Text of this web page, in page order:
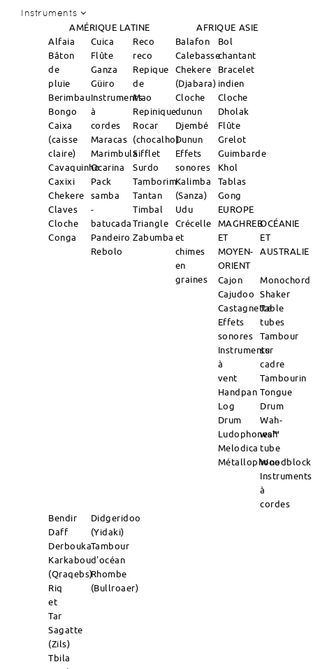
Instruments
AMÉRIQUE LATINE AFRIQUE ASIE
Alfaia
Bâton
de
pluie
Berimbau
Bongo
Caixa
(caisse
claire)
Cavaquinho
Caxixi
Chekere
Claves
Cloche
Conga
Cuica
Flûte
Ganza
Güiro
Instruments
à
cordes
Maracas
Marimbula
Ocarina
Pack
samba
-
batucada
Pandeiro
Rebolo
Reco
reco
Repique
de
Mao
Repinique
Rocar
(chocalho)
Sifflet
Surdo
Tamborim
Tantan
Timbal
Triangle
Zabumba
Balafon
Calebasse
Chekere
(Djabara)
Cloche
dunun
Djembé
Dunun
Effets
sonores
Kalimba
(Sanza)
Udu
Crécelle
et
chimes
en
graines
Bol
chantant
Bracelet
indien
Cloche
Dholak
Flûte
Grelot
Guimbarde
Khol
Tablas
Gong
EUROPE
MAGHREB
ET
MOYEN-
ORIENT
OCÉANIE
ET
AUSTRALIE
Cajon
Cajudoo
Castagnette
Effets
sonores
Instruments
à
vent
Handpan
Log
Drum
Ludophones™
Melodica
Métallophone
Monochord
Shaker
Table
tubes
Tambour
sur
cadre
Tambourin
Tongue
Drum
Wah-
wah
tube
Woodblock
Instruments
à
cordes
Bendir
Daff
Derbouka
Karkabou
(Qraqebs)
Riq
et
Tar
Sagatte
(Zils)
Tbila
Didgeridoo
(Yidaki)
Tambour
d'océan
Rhombe
(Bullroaer)